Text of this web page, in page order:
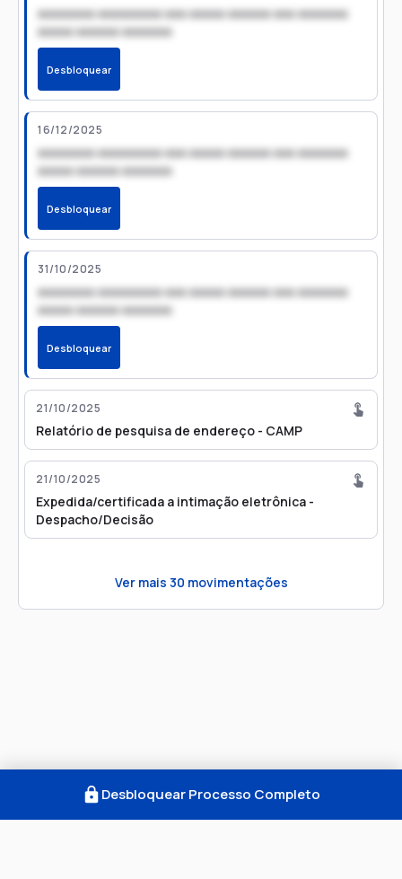
xxxxxxxx xxxxxxxxx xxx xxxxx xxxxxx xxx xxxxxxx
xxxxx xxxxxx xxxxxxx
Desbloquear
16/12/2025
xxxxxxxx xxxxxxxxx xxx xxxxx xxxxxx xxx xxxxxxx
xxxxx xxxxxx xxxxxxx
Desbloquear
31/10/2025
xxxxxxxx xxxxxxxxx xxx xxxxx xxxxxx xxx xxxxxxx
xxxxx xxxxxx xxxxxxx
Desbloquear
21/10/2025
Relatório de pesquisa de endereço - CAMP
21/10/2025
Expedida/certificada a intimação eletrônica -
Despacho/Decisão
Ver mais 30 movimentações
Desbloquear Processo Completo